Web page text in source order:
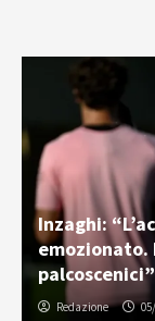
Inzaghi:
emozionato.
palcoscenici”
Redazione